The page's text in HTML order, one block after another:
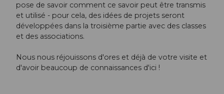
pose de savoir comment ce savoir peut être transmis
et utilisé - pour cela, des idées de projets seront
développées dans la troisième partie avec des classes
et des associations.
Nous nous réjouissons d'ores et déjà de votre visite et
d'avoir beaucoup de connaissances d'ici !